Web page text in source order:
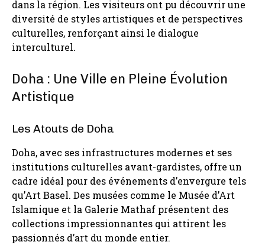
dans la région. Les visiteurs ont pu découvrir une
diversité de styles artistiques et de perspectives
culturelles, renforçant ainsi le dialogue
interculturel.
Doha : Une Ville en Pleine Évolution
Artistique
Les Atouts de Doha
Doha, avec ses infrastructures modernes et ses
institutions culturelles avant-gardistes, offre un
cadre idéal pour des événements d’envergure tels
qu’Art Basel. Des musées comme le Musée d’Art
Islamique et la Galerie Mathaf présentent des
collections impressionnantes qui attirent les
passionnés d’art du monde entier.